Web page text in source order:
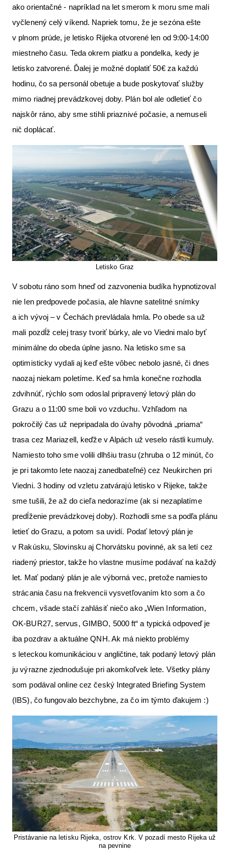
ako orientačné - napríklad na let smerom k moru sme mali
vyčlenený celý víkend. Napriek tomu, že je sezóna ešte
v plnom prúde, je letisko Rijeka otvorené len od 9:00-14:00
miestneho času. Teda okrem piatku a pondelka, kedy je
letisko zatvorené. Ďalej je možné doplatiť 50€ za každú
hodinu, čo sa personál obetuje a bude poskytovať služby
mimo riadnej prevádzkovej doby. Plán bol ale odletieť čo
najskôr ráno, aby sme stihli priaznivé počasie, a nemuseli
nič doplácať.
Letisko Graz
V sobotu ráno som hneď od zazvonenia budíka hypnotizoval
nie len predpovede počasia, ale hlavne satelitné snímky
a ich vývoj – v Čechách prevládala hmla. Po obede sa už
mali pozdĺž celej trasy tvoriť búrky, ale vo Viedni malo byť
minimálne do obeda úplne jasno. Na letisko sme sa
optimisticky vydali aj keď ešte vôbec nebolo jasné, či dnes
naozaj niekam poletíme. Keď sa hmla konečne rozhodla
zdvihnúť, rýchlo som odoslal pripravený letový plán do
Grazu a o 11:00 sme boli vo vzduchu. Vzhľadom na
pokročilý čas už nepripadala do úvahy pôvodná „priama“
trasa cez Mariazell, keďže v Alpách už veselo rástli kumuly.
Namiesto toho sme volili dlhšiu trasu (zhruba o 12 minút, čo
je pri takomto lete naozaj zanedbateľné) cez Neukirchen pri
Viedni. 3 hodiny od vzletu zatvárajú letisko v Rijeke, takže
sme tušili, že až do cieľa nedorazíme (ak si nezaplatíme
predĺženie prevádzkovej doby). Rozhodli sme sa podľa plánu
letieť do Grazu, a potom sa uvidí. Podať letový plán je
v Rakúsku, Slovinsku aj Chorvátsku povinné, ak sa letí cez
riadený priestor, takže ho vlastne musíme podávať na každý
let. Mať podaný plán je ale výborná vec, pretože namiesto
strácania času na frekvencii vysvetľovaním kto som a čo
chcem, všade stačí zahlásiť niečo ako „Wien Information,
OK-BUR27, servus, GIMBO, 5000 ft“ a typická odpoveď je
iba pozdrav a aktuálne QNH. Ak má niekto problémy
s leteckou komunikáciou v angličtine, tak podaný letový plán
ju výrazne zjednodušuje pri akomkoľvek lete. Všetky plány
som podával online cez český Integrated Briefing System
(IBS), čo fungovalo bezchybne, za čo im týmto ďakujem :)
Pristávanie na letisku Rijeka, ostrov Krk. V pozadí mesto Rijeka už
na pevnine